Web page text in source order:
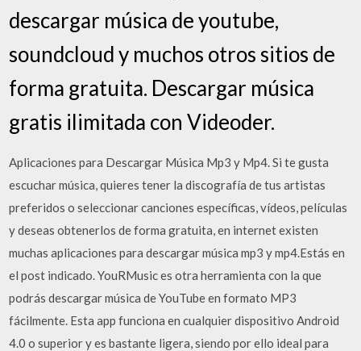
descargar música de youtube,
soundcloud y muchos otros sitios de
forma gratuita. Descargar música
gratis ilimitada con Videoder.
Aplicaciones para Descargar Música Mp3 y Mp4. Si te gusta
escuchar música, quieres tener la discografía de tus artistas
preferidos o seleccionar canciones específicas, vídeos, películas
y deseas obtenerlos de forma gratuita, en internet existen
muchas aplicaciones para descargar música mp3 y mp4.Estás en
el post indicado. YouRMusic es otra herramienta con la que
podrás descargar música de YouTube en formato MP3
fácilmente. Esta app funciona en cualquier dispositivo Android
4.0 o superior y es bastante ligera, siendo por ello ideal para